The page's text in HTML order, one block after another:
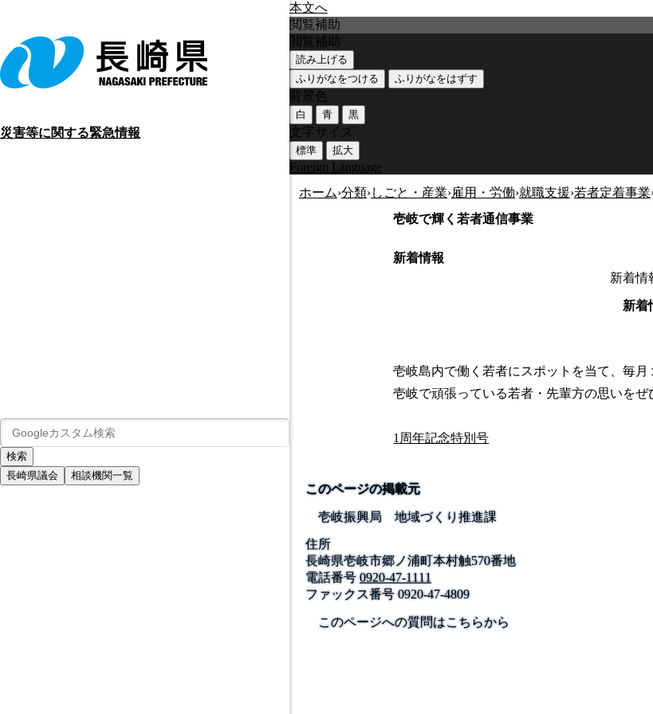
本文へ
災害等に関する緊急情報
長崎県議会 相談機関一覧
閲覧補助
閲覧補助
読み上げる
ふりがなをつける
ふりがなをはずす
背景色
白 青 黒
文字サイズ
標準 拡大
Foreign Language
ホーム›分類›しごと・産業›雇用・労働›就職支援›若者定着事業
壱岐で輝く若者通信事業
新着情報
新着情
新着
壱岐島内で働く若者にスポットを当て、毎
壱岐で頑張っている若者・先輩方の思いをぜ
1周年記念特別号
このページの掲載元
壱岐振興局 地域づくり推進課
住所
長崎県壱岐市郷ノ浦町本村触570番地
電話番号 0920-47-1111
ファックス番号0920-47-4809
このページへの質問はこちらから
公式SNS
このサイトについて
長崎県庁